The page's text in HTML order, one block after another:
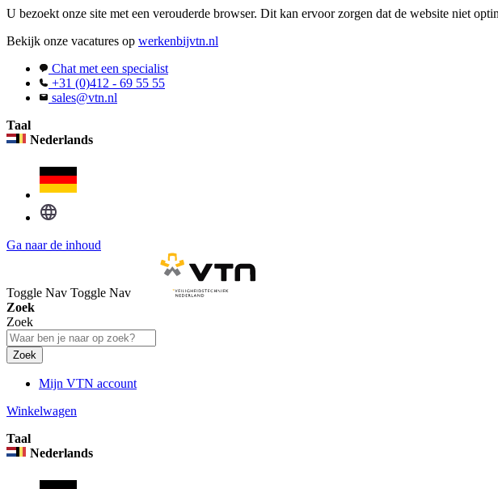
U bezoekt onze site met een verouderde browser. Dit kan ervoor zorgen dat de website niet
Bekijk onze vacatures op werkenbijvtn.nl
Chat met een specialist
+31 (0)412 - 69 55 55
sales@vtn.nl
Taal
Nederlands
Ga naar de inhoud
Toggle Nav Toggle Nav
Zoek
Zoek
Zoek
Mijn VTN account
Winkelwagen
Taal
Nederlands